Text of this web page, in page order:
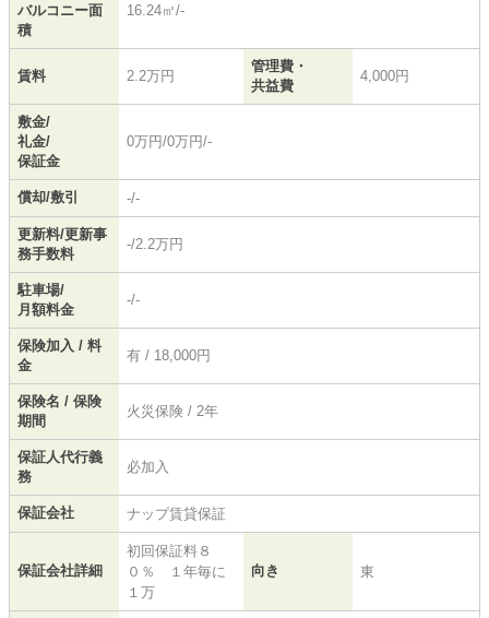
バルコニー面
積
16.24㎡/-
賃料 2.2万円
管理費・
共益費
4,000円
敷金/
礼金/
保証金
0万円/0万円/-
償却/敷引 -/-
更新料/更新事
務手数料
-/2.2万円
駐車場/
月額料金
-/-
保険加入 / 料
金
有 / 18,000円
保険名 / 保険
期間
火災保険 / 2年
保証人代行義
務
必加入
保証会社 ナップ賃貸保証
保証会社詳細
初回保証料８
０％ １年毎に
１万
向き 東